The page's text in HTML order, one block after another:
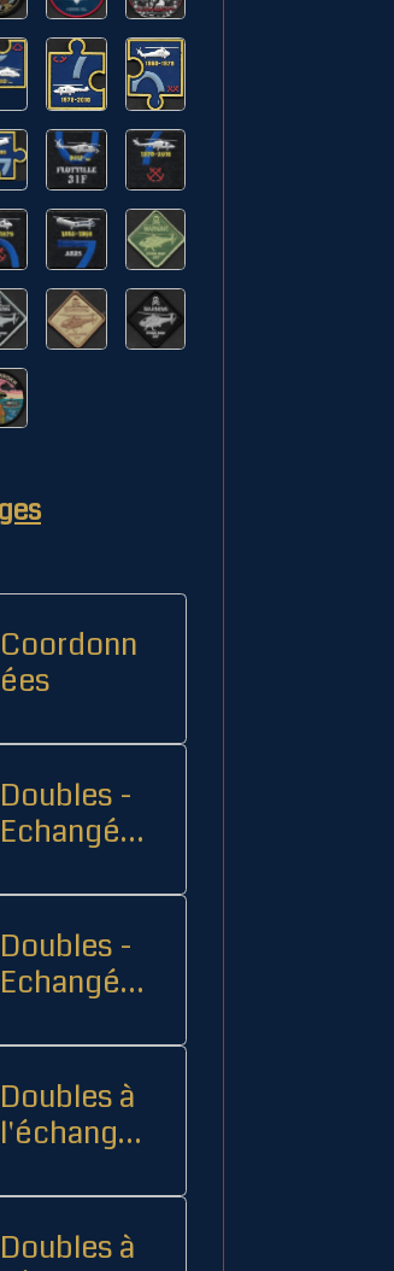
Coordonn
ées
Doubles -
Echangés 1
Doubles -
Echangés
Doubles à
l'échange
Doubles à